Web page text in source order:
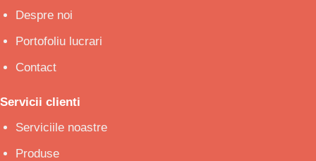
Despre noi
Portofoliu lucrari
Contact
Servicii clienti
Serviciile noastre
Produse